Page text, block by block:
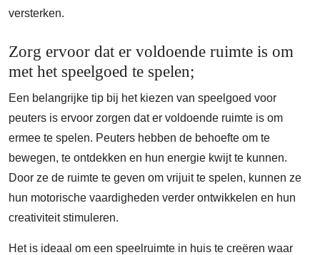
versterken.
Zorg ervoor dat er voldoende ruimte is om
met het speelgoed te spelen;
Een belangrijke tip bij het kiezen van speelgoed voor
peuters is ervoor zorgen dat er voldoende ruimte is om
ermee te spelen. Peuters hebben de behoefte om te
bewegen, te ontdekken en hun energie kwijt te kunnen.
Door ze de ruimte te geven om vrijuit te spelen, kunnen ze
hun motorische vaardigheden verder ontwikkelen en hun
creativiteit stimuleren.
Het is ideaal om een speelruimte in huis te creëren waar